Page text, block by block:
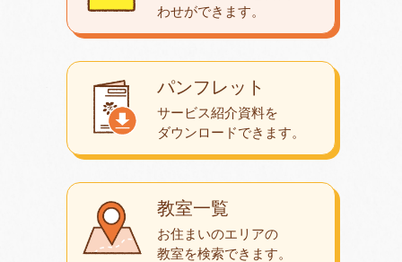
教室一覧
お住まいのエリアの
教室を検索できます。
パンフレット
サービス紹介資料を
ダウンロードできます。
わせができます。